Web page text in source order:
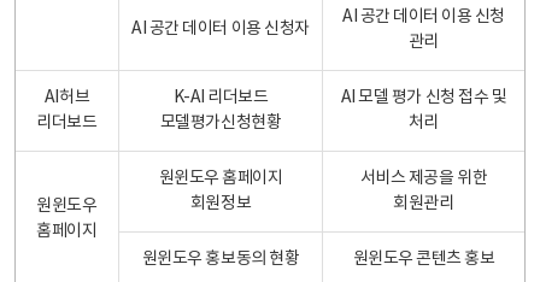
AI 공간 데이터 이용 신청자
AI 공간 데이터 이용 신청
관리
AI허브
리더보드
K-AI 리더보드
모델평가신청현황
AI 모델 평가 신청 접수 및
처리
원윈도우
홈페이지
원윈도우 홈페이지
회원정보
서비스 제공을 위한
회원관리
원윈도우 홍보동의 현황 원윈도우 콘텐츠 홍보